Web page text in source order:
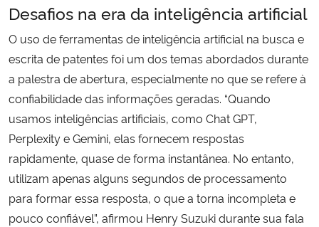
Desafios na era da inteligência artificial
O uso de ferramentas de inteligência artificial na busca e
escrita de patentes foi um dos temas abordados durante
a palestra de abertura, especialmente no que se refere à
confiabilidade das informações geradas. “Quando
usamos inteligências artificiais, como Chat GPT,
Perplexity e Gemini, elas fornecem respostas
rapidamente, quase de forma instantânea. No entanto,
utilizam apenas alguns segundos de processamento
para formar essa resposta, o que a torna incompleta e
pouco confiável”, afirmou Henry Suzuki durante sua fala